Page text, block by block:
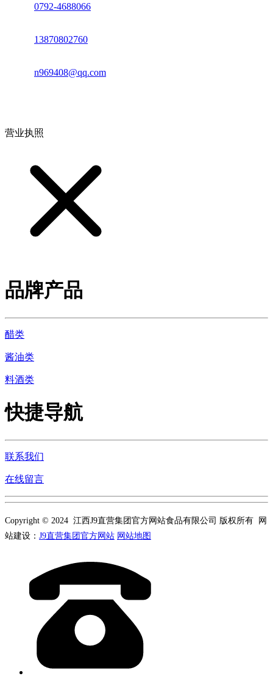
0792-4688066
13870802760
n969408@qq.com
营业执照
品牌产品
醋类
酱油类
料酒类
快捷导航
联系我们
在线留言
Copyright © 2024 江西J9直营集团官方网站食品有限公司 版权所有 网
站建设： J9直营集团官方网站 网站地图